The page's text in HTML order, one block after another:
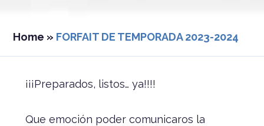
Home » FORFAIT DE TEMPORADA 2023-2024
¡¡¡Preparados, listos… ya!!!!
Que emoción poder comunicaros la